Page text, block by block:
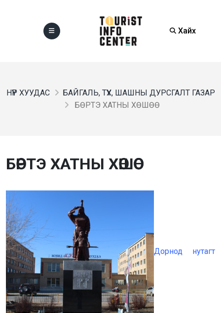
Хайх
НҮҮР ХУУДАС
БАЙГАЛЬ, ТҮҮХ, ШАШНЫ ДУРСГАЛТ ГАЗАР
БӨРТЭ ХАТНЫ ХӨШӨӨ
БӨРТЭ ХАТНЫ ХӨШӨӨ
Дорнод нутагт